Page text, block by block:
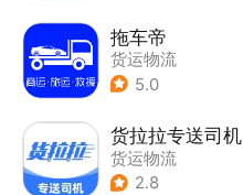
拖车帝
货运物流
5.0
货拉拉专送司机
货运物流
2.8